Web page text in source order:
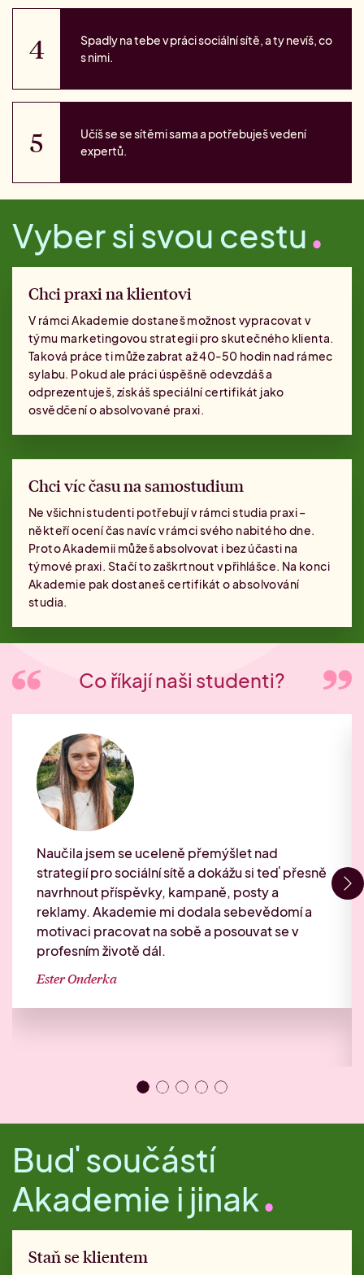
Spadly na tebe v práci sociální sítě, a ty nevíš, co
s nimi.
Učíš se se sítěmi sama a potřebuješ vedení
expertů.
Vyber si svou cestu
Chci praxi na klientovi
V rámci Akademie dostaneš možnost vypracovat v
týmu marketingovou strategii pro skutečného klienta.
Taková práce ti může zabrat až 40-50 hodin nad rámec
sylabu. Pokud ale práci úspěšně odevzdáš a
odprezentuješ, získáš speciální certifikát jako
osvědčení o absolvované praxi.
Chci víc času na samostudium
Ne všichni studenti potřebují v rámci studia praxi –
někteří ocení čas navíc v rámci svého nabitého dne.
Proto Akademii můžeš absolvovat i bez účasti na
týmové praxi. Stačí to zaškrtnout v přihlášce. Na konci
Akademie pak dostaneš certifikát o absolvování
studia.
Co říkají naši studenti?
Naučila jsem se uceleně přemýšlet nad
strategií pro sociální sítě a dokážu si teď přesně
navrhnout příspěvky, kampaně, posty a
reklamy. Akademie mi dodala sebevědomí a
motivaci pracovat na sobě a posouvat se v
profesním životě dál.
Ester Onderka
Buď součástí
Akademie i jinak
Staň se klientem